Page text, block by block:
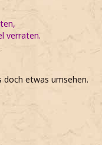
verraten.
doch etwas umsehen.